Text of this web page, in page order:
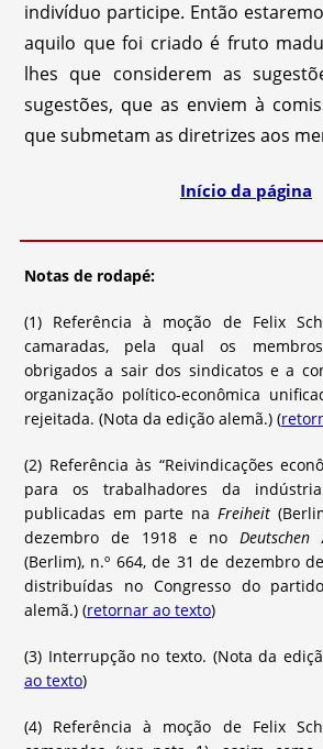
indivíduo participe. Então
aquilo que foi criado é fruto
lhes que considerem as
sugestões, que as enviem à
que submetam as diretrizes aos
Início da página
Notas de rodapé:
(1) Referência à moção de Felix
camaradas, pela qual os
obrigados a sair dos sindicatos e a
organização político-econômica
rejeitada. (Nota da edição alemã.) (
(2) Referência às “Reivindicações
para os trabalhadores da
publicadas em parte na Freiheit
dezembro de 1918 e noDeutschen
(Berlim), n.º 664, de 31 de dezembro
distribuídas no Congresso do
alemã.) (retornar ao texto)
(3) Interrupção no texto. (Nota da
ao texto)
(4) Referência à moção de Felix